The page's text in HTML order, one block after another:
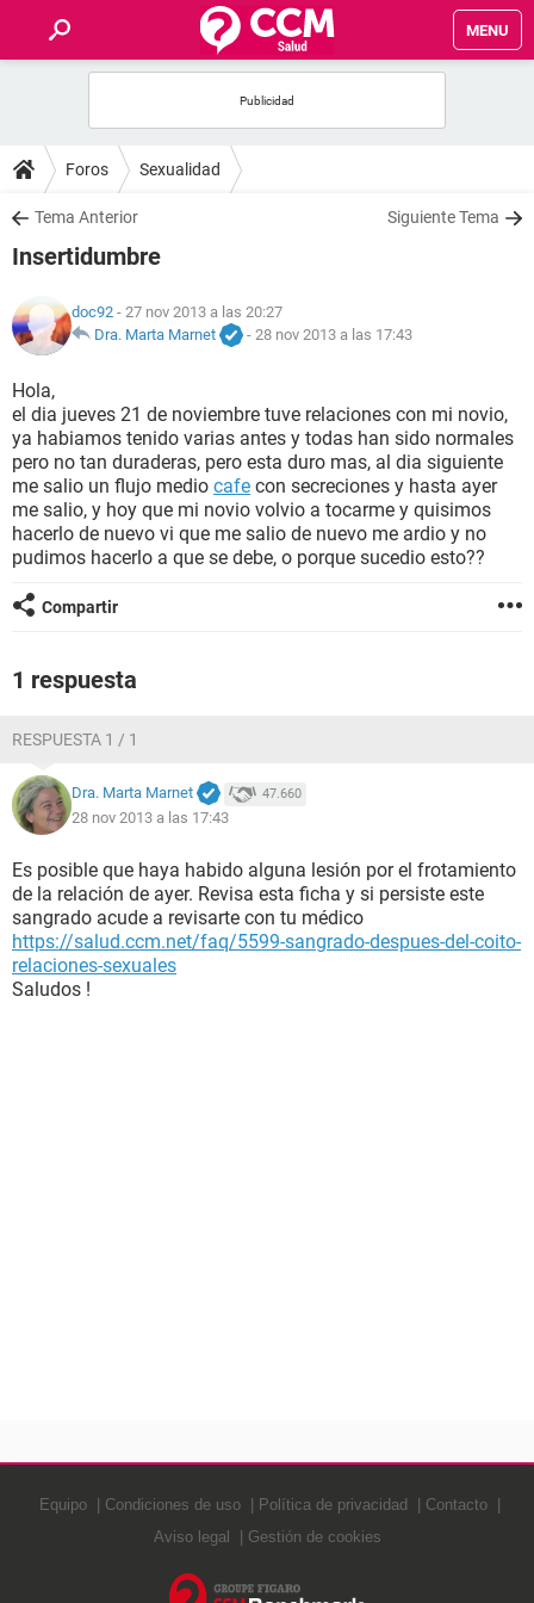
MENU
FOROS
SALUD
NUTRICIÓN
BIENESTAR
SEXUALIDAD
GLOSARIO
Foros Sexualidad
Tema Anterior Siguiente Tema
Insertidumbre
doc92 - 27 nov 2013 a las 20:27
Dra. Marta Marnet
- 28 nov 2013 a las 17:43
Hola,
el dia jueves 21 de noviembre tuve relaciones con mi novio,
ya habiamos tenido varias antes y todas han sido normales
pero no tan duraderas, pero esta duro mas, al dia siguiente
me salio un flujo medio cafe con secreciones y hasta ayer
me salio, y hoy que mi novio volvio a tocarme y quisimos
hacerlo de nuevo vi que me salio de nuevo me ardio y no
pudimos hacerlo a que se debe, o porque sucedio esto??
Compartir
1 respuesta
RESPUESTA 1 / 1
Dra. Marta Marnet 47.660
28 nov 2013 a las 17:43
Es posible que haya habido alguna lesión por el frotamiento
de la relación de ayer. Revisa esta ficha y si persiste este
sangrado acude a revisarte con tu médico
https://salud.ccm.net/faq/5599-sangrado-despues-del-coito-
relaciones-sexuales
Saludos !
Equipo Condiciones de uso Política de privacidad
Contacto
Aviso legal
Gestión de cookies